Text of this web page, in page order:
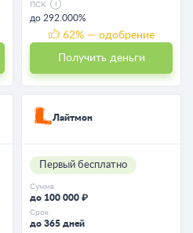
ПСК
до 292.000%
62% — одобрение
Получить деньги
Лайтмон
Первый бесплатно
Сумма
до 100 000 ₽
Срок
до 365 дней